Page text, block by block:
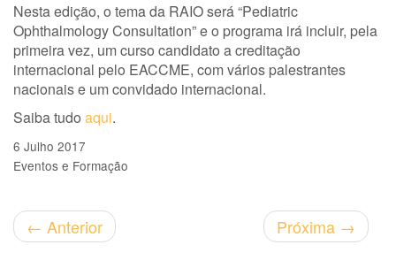
Nesta edição, o tema da RAIO será “Pediatric
Ophthalmology Consultation” e o programa irá incluir, pela
primeira vez, um curso candidato a creditação
internacional pelo EACCME, com vários palestrantes
nacionais e um convidado internacional.
Saiba tudo aqui.
6 Julho 2017
Eventos e Formação
← Anterior Próxima →